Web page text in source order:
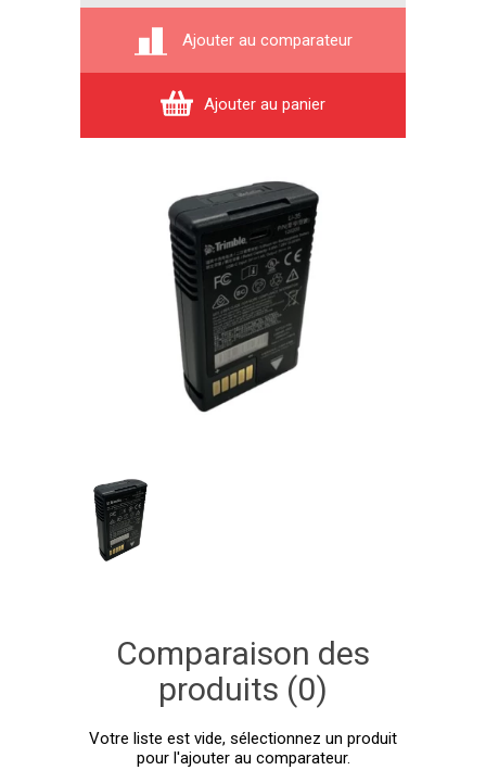
Ajouter au comparateur
Ajouter au panier
Comparaison des
produits (0)
Votre liste est vide, sélectionnez un produit
pour l'ajouter au comparateur.